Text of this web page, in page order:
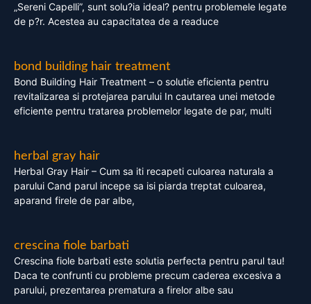
„Sereni Capelli”, sunt solu?ia ideal? pentru problemele legate
de p?r. Acestea au capacitatea de a readuce
bond building hair treatment
Bond Building Hair Treatment – o solutie eficienta pentru
revitalizarea si protejarea parului In cautarea unei metode
eficiente pentru tratarea problemelor legate de par, multi
herbal gray hair
Herbal Gray Hair – Cum sa iti recapeti culoarea naturala a
parului Cand parul incepe sa isi piarda treptat culoarea,
aparand firele de par albe,
crescina fiole barbati
Crescina fiole barbati este solutia perfecta pentru parul tau!
Daca te confrunti cu probleme precum caderea excesiva a
parului, prezentarea prematura a firelor albe sau